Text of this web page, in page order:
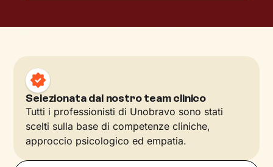
Selezionata dal nostro team clinico
Tutti i professionisti di Unobravo sono stati
scelti sulla base di competenze cliniche,
approccio psicologico ed empatia.